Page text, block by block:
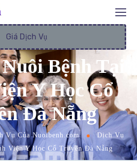
Giá Dịch Vụ
Bệnh Tại
Y Học Cổ
Đà Nẵng
Vụ Của Nuoibenh.com
Dịch Vụ
Viện Y Học Cổ Truyền Đà Nẵng